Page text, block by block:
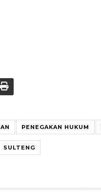
PENEGAKAN HUKUM
SULTENG